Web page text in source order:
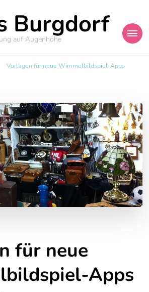
Burgdorf
auf Augenhöhe
Vorlagen für neue Wimmelbildspiel-Apps
für neue
Apps